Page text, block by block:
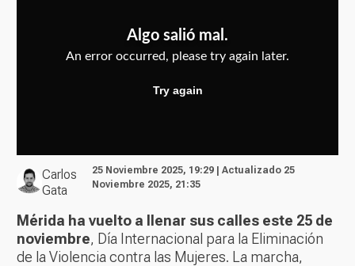
Carlos
Gata
25 Noviembre 2025, 19:29 | Actualizado 25
Noviembre 2025, 21:35
Mérida ha vuelto a llenar sus calles este 25 de
noviembre, Día Internacional para la Eliminación
de la Violencia contra las Mujeres. La marcha,